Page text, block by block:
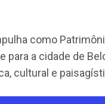
como
para a cidade de
cultural e